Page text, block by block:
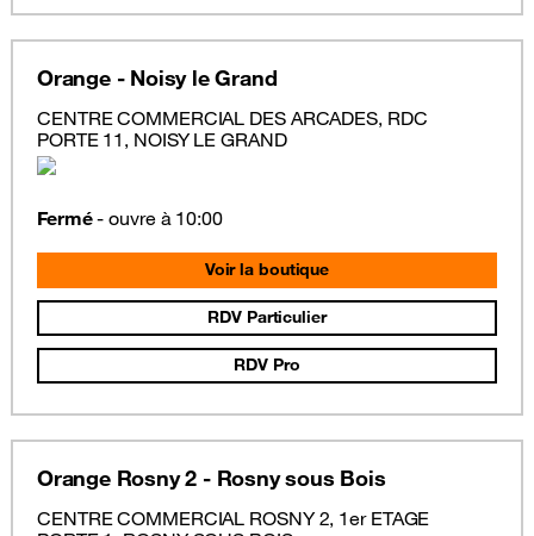
Orange - Noisy le Grand
CENTRE COMMERCIAL DES ARCADES, RDC
PORTE 11, NOISY LE GRAND
Fermé- ouvre à 10:00
Voir la boutique
RDV Particulier
RDV Pro
Orange Rosny 2 - Rosny sous Bois
CENTRE COMMERCIAL ROSNY 2, 1er ETAGE